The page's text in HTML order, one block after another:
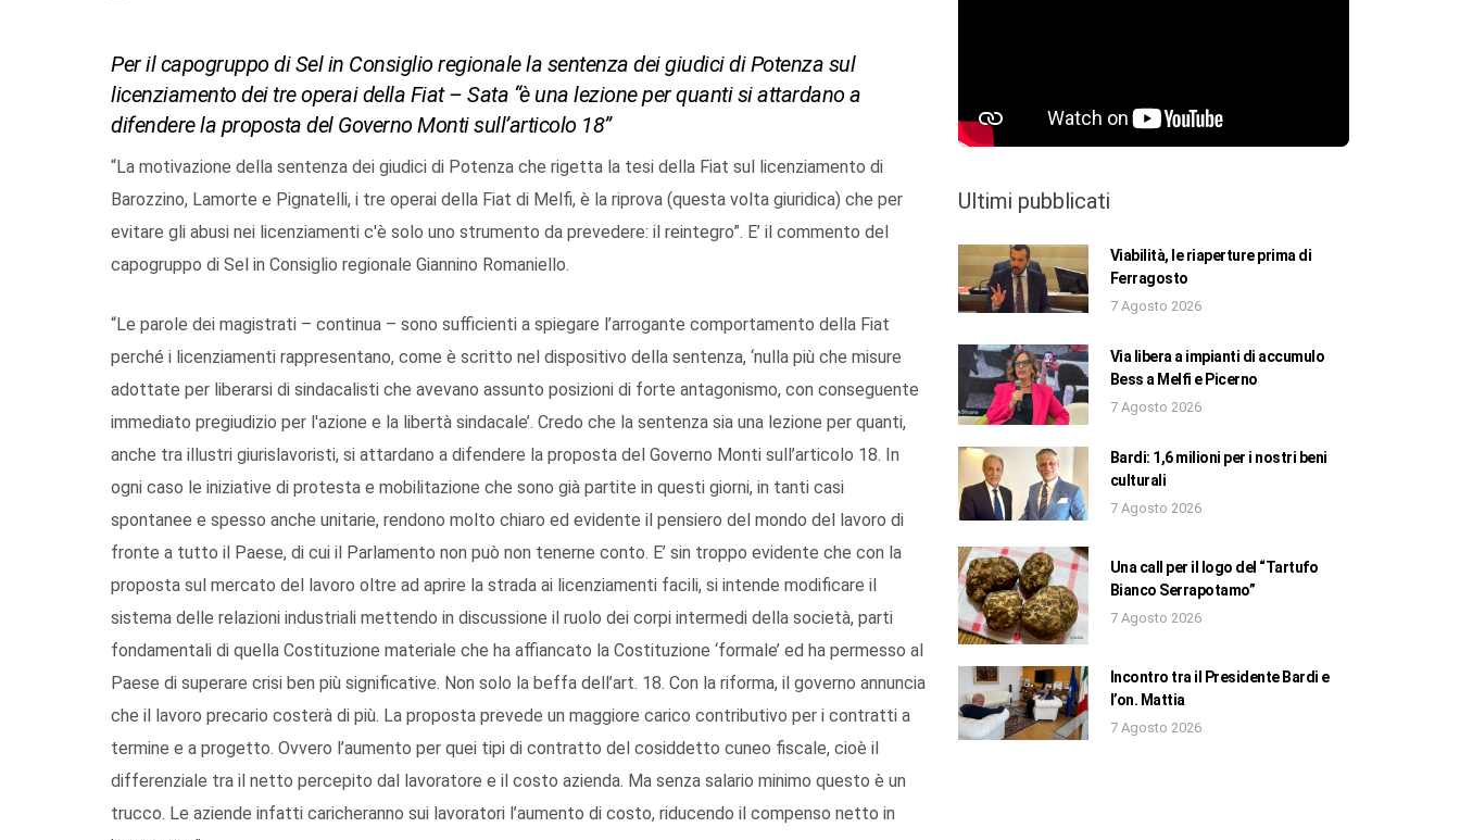
Per il capogruppo di Sel in Consiglio regionale la sentenza dei giudici di Potenza sul
licenziamento dei tre operai della Fiat – Sata “è una lezione per quanti si attardano a
difendere la proposta del Governo Monti sull’articolo 18”
“La motivazione della sentenza dei giudici di Potenza che rigetta la tesi della Fiat sul licenziamento di
Barozzino, Lamorte e Pignatelli, i tre operai della Fiat di Melfi, è la riprova (questa volta giuridica) che per
evitare gli abusi nei licenziamenti c'è solo uno strumento da prevedere: il reintegro”. E’ il commento del
capogruppo di Sel in Consiglio regionale Giannino Romaniello.
“Le parole dei magistrati – continua – sono sufficienti a spiegare l’arrogante comportamento della Fiat
perché i licenziamenti rappresentano, come è scritto nel dispositivo della sentenza, ‘nulla più che misure
adottate per liberarsi di sindacalisti che avevano assunto posizioni di forte antagonismo, con conseguente
immediato pregiudizio per l'azione e la libertà sindacale’. Credo che la sentenza sia una lezione per quanti,
anche tra illustri giurislavoristi, si attardano a difendere la proposta del Governo Monti sull’articolo 18. In
ogni caso le iniziative di protesta e mobilitazione che sono già partite in questi giorni, in tanti casi
spontanee e spesso anche unitarie, rendono molto chiaro ed evidente il pensiero del mondo del lavoro di
fronte a tutto il Paese, di cui il Parlamento non può non tenerne conto. E’ sin troppo evidente che con la
proposta sul mercato del lavoro oltre ad aprire la strada ai licenziamenti facili, si intende modificare il
sistema delle relazioni industriali mettendo in discussione il ruolo dei corpi intermedi della società, parti
fondamentali di quella Costituzione materiale che ha affiancato la Costituzione ‘formale’ ed ha permesso al
Paese di superare crisi ben più significative. Non solo la beffa dell’art. 18. Con la riforma, il governo annuncia
che il lavoro precario costerà di più. La proposta prevede un maggiore carico contributivo per i contratti a
termine e a progetto. Ovvero l’aumento per quei tipi di contratto del cosiddetto cuneo fiscale, cioè il
differenziale tra il netto percepito dal lavoratore e il costo azienda. Ma senza salario minimo questo è un
trucco. Le aziende infatti caricheranno sui lavoratori l’aumento di costo, riducendo il compenso netto in
Ultimi pubblicati
Viabilità, le riaperture prima di
Ferragosto
7 Agosto 2026
Via libera a impianti di accumulo
Bess a Melfi e Picerno
7 Agosto 2026
Bardi: 1,6 milioni per i nostri beni
culturali
7 Agosto 2026
Una call per il logo del “Tartufo
Bianco Serrapotamo”
7 Agosto 2026
Incontro tra il Presidente Bardi e
l’on. Mattia
7 Agosto 2026